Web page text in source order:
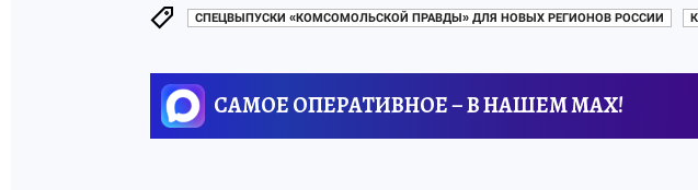
СПЕЦВЫПУСКИ «КОМСОМОЛЬСКОЙ ПРАВДЫ» ДЛЯ НОВЫХ РЕГИОНОВ РОССИИ
САМОЕ ОПЕРАТИВНОЕ – В НАШЕМ MAX!